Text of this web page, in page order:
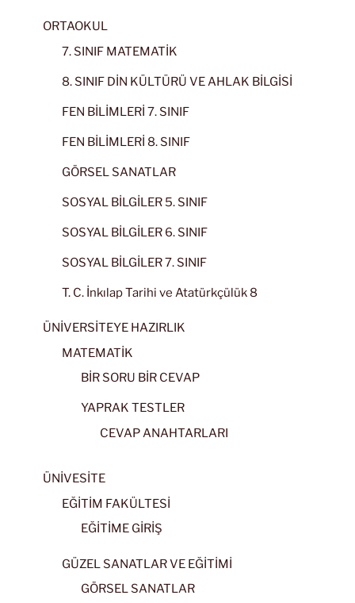
ORTAOKUL
7. SINIF MATEMATİK
8. SINIF DİN KÜLTÜRÜ VE AHLAK BİLGİSİ
FEN BİLİMLERİ 7. SINIF
FEN BİLİMLERİ 8. SINIF
GÖRSEL SANATLAR
SOSYAL BİLGİLER 5. SINIF
SOSYAL BİLGİLER 6. SINIF
SOSYAL BİLGİLER 7. SINIF
T. C. İnkılap Tarihi ve Atatürkçülük 8
ÜNİVERSİTEYE HAZIRLIK
MATEMATİK
BİR SORU BİR CEVAP
YAPRAK TESTLER
CEVAP ANAHTARLARI
ÜNİVESİTE
EĞİTİM FAKÜLTESİ
EĞİTİME GİRİŞ
GÜZEL SANATLAR VE EĞİTİMİ
GÖRSEL SANATLAR